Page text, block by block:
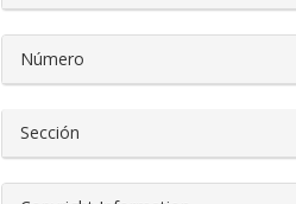
Número
Sección